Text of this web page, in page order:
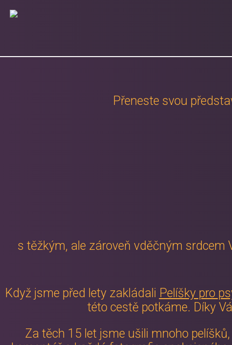
Přeneste svou
s těžkým, ale zároveň vděčným srdcem
Když jsme před lety zakládali Pelíšky pro
této cestě potkáme. Díky
Za těch 15 let jsme ušili mnoho